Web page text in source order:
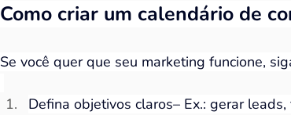
Como criar um calendário de
Se você quer que seu marketing funcione,
Defina objetivos claros– Ex.: gerar